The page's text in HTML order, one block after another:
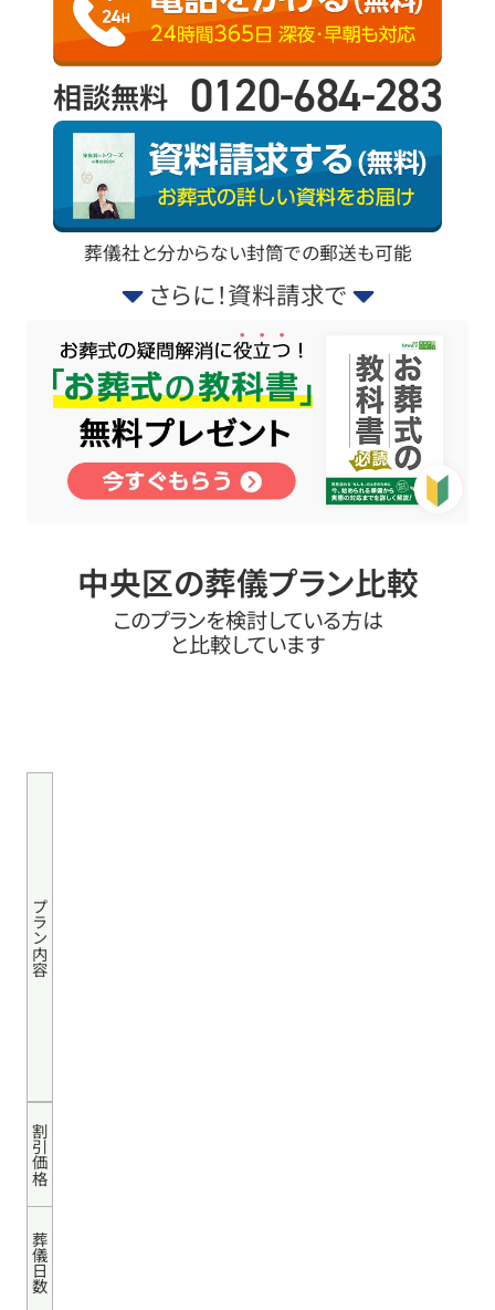
相談無料 0120-684-283
葬儀社と分からない封筒での郵送も可能
さらに！資料請求で
中央区の葬儀プラン比較
このプランを検討している方は
と比較しています
プラン内容
割引価格
葬儀日数